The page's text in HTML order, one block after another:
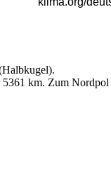
km. Zum Nordpol